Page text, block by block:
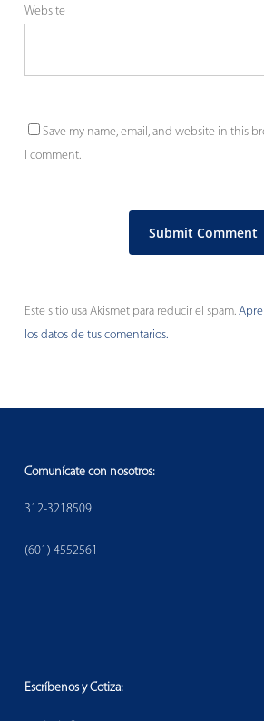
Website
Save my name, email, and website in this
I comment.
Este sitio usa Akismet para reducir el spam.
los datos de tus comentarios.
Comunícate con nosotros:
312-3218509
(601) 4552561
Escríbenos y Cotiza: